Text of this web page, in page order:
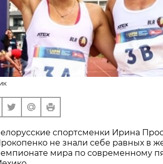
спортсменки Ирина
не знали себе равных в
мира по современному